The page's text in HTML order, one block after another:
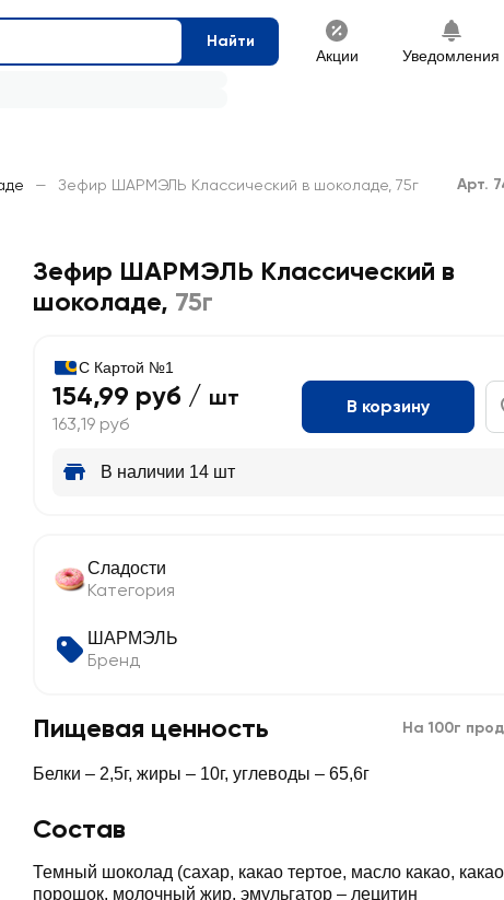
Найти
Акции Уведомления
— Зефир ШАРМЭЛЬ Классический в шоколаде, 75г Арт.
Зефир ШАРМЭЛЬ Классический в
шоколаде, 75г
С Картой №1
154,99 руб / шт
163,19 руб
В корзину
В наличии 14 шт
Сладости
Категория
ШАРМЭЛЬ
Бренд
Пищевая ценность На 100г
Белки – 2,5г, жиры – 10г, углеводы – 65,6г
Состав
Темный шоколад (сахар, какао тертое, масло какао,
порошок, молочный жир, эмульгатор – лецитин